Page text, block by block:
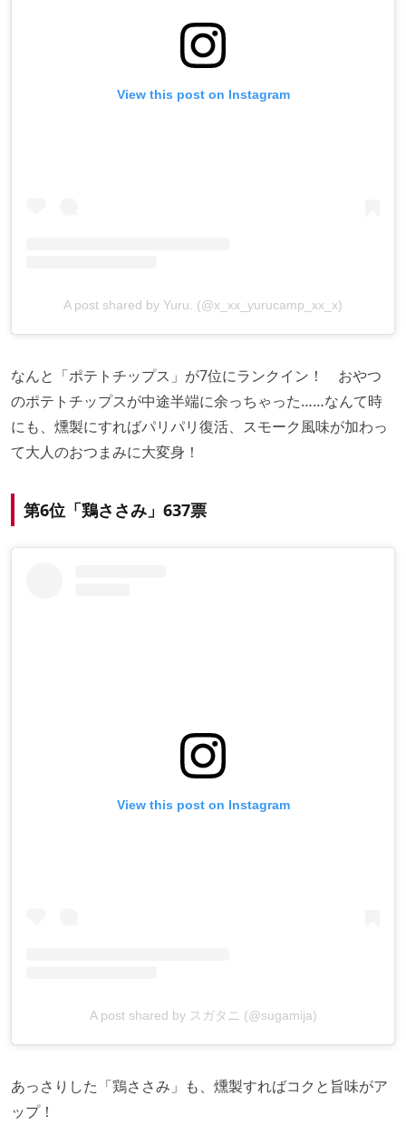
View this post on Instagram
A post shared by Yuru. (@x_xx_yurucamp_xx_x)
なんと「ポテトチップス」が7位にランクイン！ おやつ
のポテトチップスが中途半端に余っちゃった……なんて時
にも、燻製にすればパリパリ復活、スモーク風味が加わっ
て大人のおつまみに大変身！
第6位「鶏ささみ」637票
View this post on Instagram
A post shared by スガタニ (@sugamija)
あっさりした「鶏ささみ」も、燻製すればコクと旨味がア
ップ！